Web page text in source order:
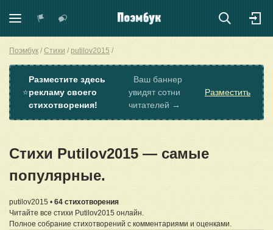
Поэмбук Стихи putilov2015
⭐
Разместите здесь
рекламу своего
стихотворения!
Ваш баннер
увидят сотни
читателей →
Разместить
Стихи Putilov2015 — самые
популярные.
putilov2015 • 64 стихотворения
Читайте все стихи Putilov2015 онлайн.
Полное собрание стихотворений с комментариями и оценками.